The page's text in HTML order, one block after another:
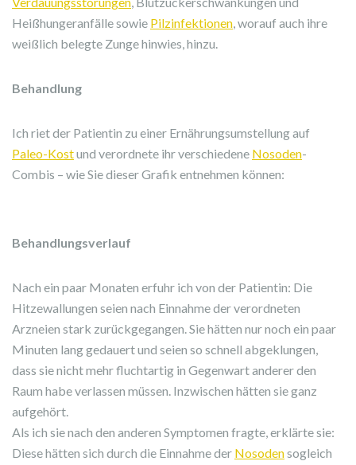
Heißhungeranfälle sowie Pilzinfektionen, worauf auch ihre
weißlich belegte Zunge hinwies, hinzu.
Behandlung
Ich riet der Patientin zu einer Ernährungsumstellung auf
Paleo-Kostund verordnete ihr verschiedene Nosoden-
Combis – wie Sie dieser Grafik entnehmen können:
Behandlungsverlauf
Nach ein paar Monaten erfuhr ich von der Patientin: Die
Hitzewallungen seien nach Einnahme der verordneten
Arzneien stark zurückgegangen. Sie hätten nur noch ein paar
Minuten lang gedauert und seien so schnell abgeklungen,
dass sie nicht mehr fluchtartig in Gegenwart anderer den
Raum habe verlassen müssen. Inzwischen hätten sie ganz
aufgehört.
Als ich sie nach den anderen Symptomen fragte, erklärte sie:
Diese hätten sich durch die Einnahme der Nosodensogleich